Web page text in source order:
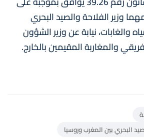
وزير الفلاحة والصيد البحري
والغابات، نيابة عن وزير الشؤون
والمغاربة المقيمين بالخارج.
البحري بين المغرب وروسيا